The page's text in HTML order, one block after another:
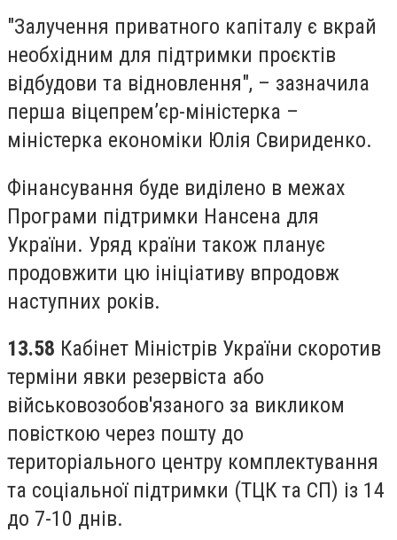
"Залучення приватного капіталу є вкрай
необхідним для підтримки проєктів
відбудови та відновлення", – зазначила
перша віцепрем’єр-міністерка –
міністерка економіки Юлія Свириденко.
Фінансування буде виділено в межах
Програми підтримки Нансена для
України. Уряд країни також планує
продовжити цю ініціативу впродовж
наступних років.
13.58 Кабінет Міністрів України скоротив
терміни явки резервіста або
військовозобов'язаного за викликом
повісткою через пошту до
територіального центру комплектування
та соціальної підтримки (ТЦК та СП) із 14
до 7-10 днів.